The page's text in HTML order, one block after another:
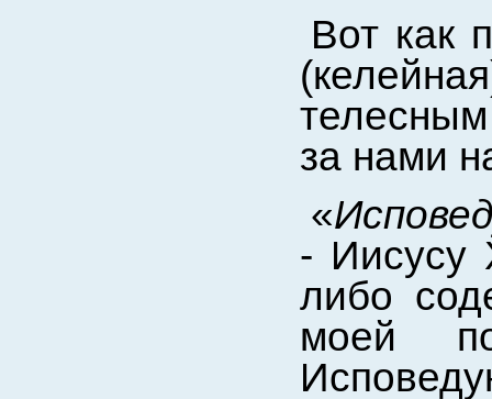
Вот как
за нами
«
- Иисусу
либо
моей